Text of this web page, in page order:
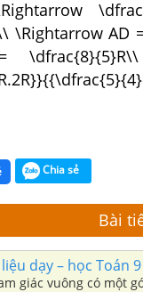
\Rightarrow AD
Chia sẻ
Bài
dạy – học Toán
giác vuông có một